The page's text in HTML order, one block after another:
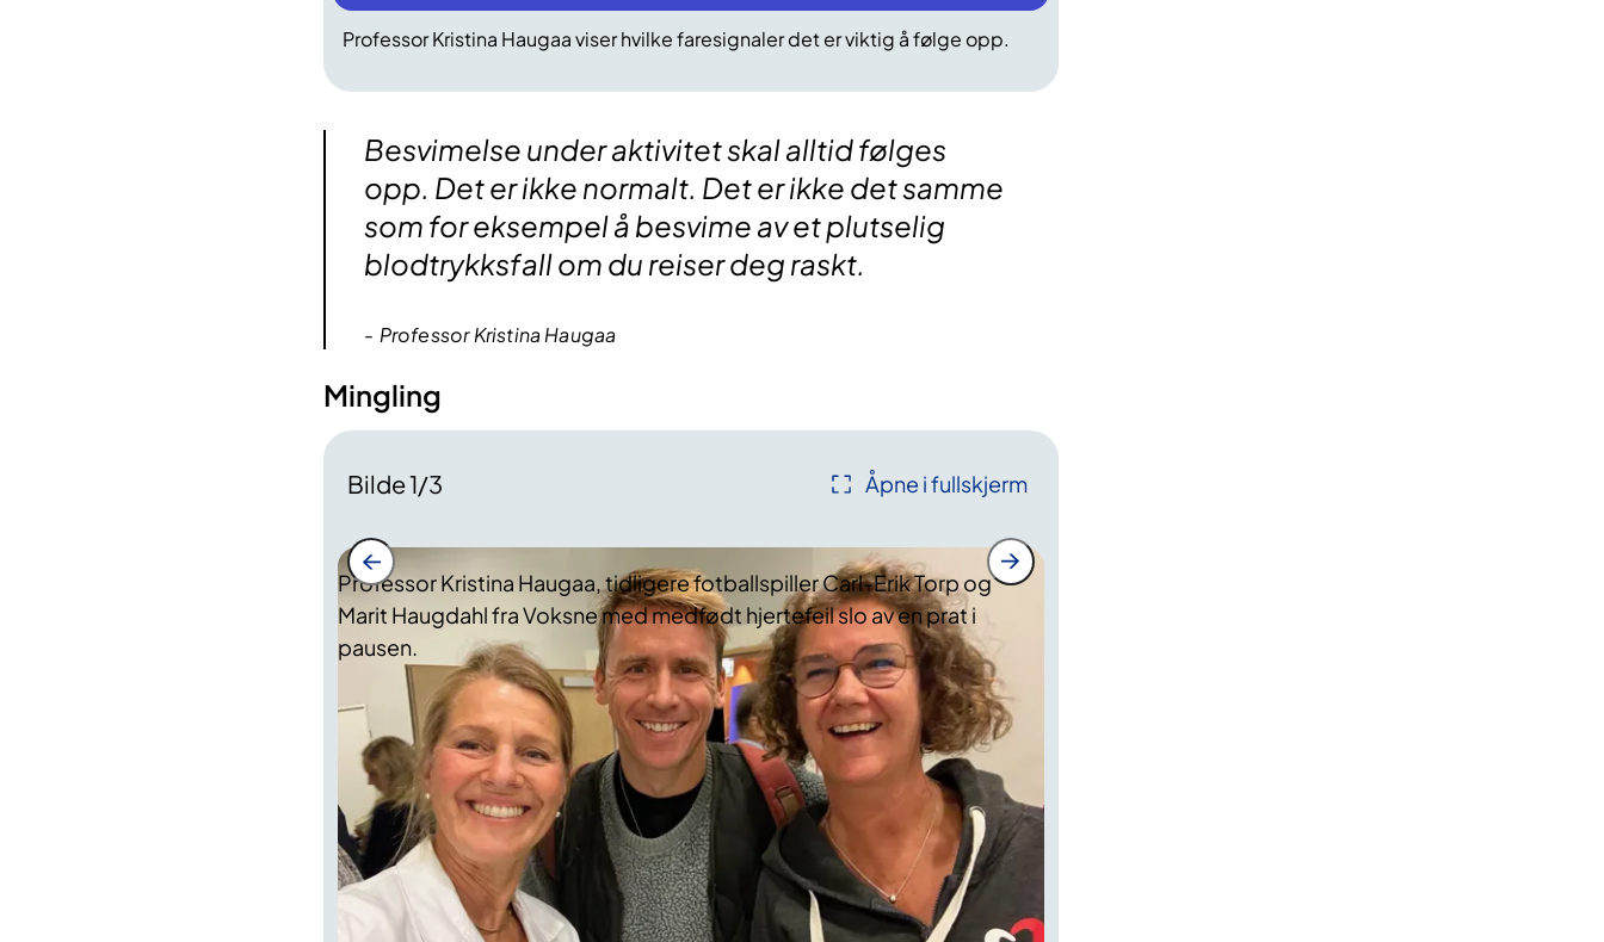
Professor Kristina Haugaa viser hvilke faresignaler det er viktig å følge opp.
Besvimelse under aktivitet skal alltid følges
opp. Det er ikke normalt. Det er ikke det samme
som for eksempel å besvime av et plutselig
blodtrykksfall om du reiser deg raskt.
Professor Kristina Haugaa
Mingling
Bilde1/3 Åpne i fullskjerm
Professor Kristina Haugaa, tidligere fotballspiller Carl-Erik Torp og
Marit Haugdahl fra Voksne med medfødt hjertefeil slo av en prat i
pausen.